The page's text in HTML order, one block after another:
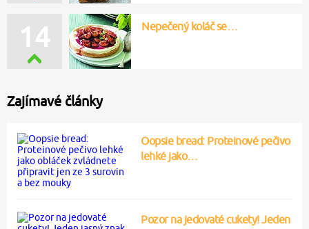
14 Nepečený koláč se…
Zajímavé články
Oopsie bread: Proteinové pečivo
lehké jako…
Pozor na jedovaté cukety! Jeden